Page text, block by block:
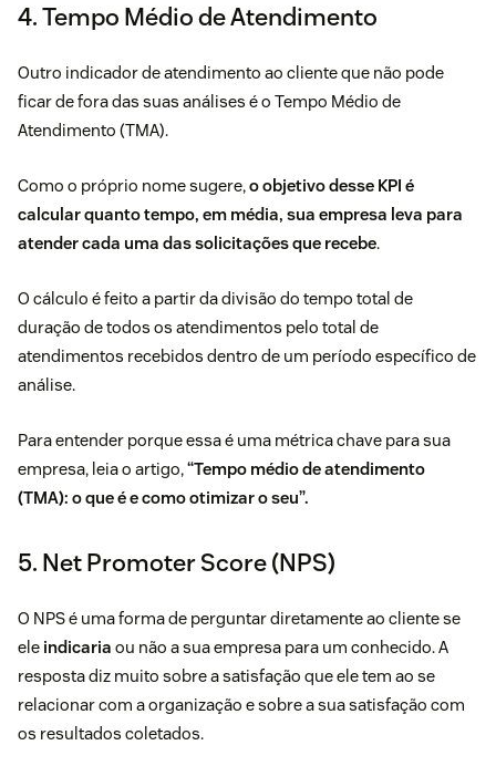
4. Tempo Médio de Atendimento
Outro indicador de atendimento ao cliente que não pode
ficar de fora das suas análises é o Tempo Médio de
Atendimento (TMA).
Como o próprio nome sugere,o objetivo desse KPI é
calcular quanto tempo, em média, sua empresa leva para
atender cada uma das solicitações que recebe.
O cálculo é feito a partir da divisão do tempo total de
duração de todos os atendimentos pelo total de
atendimentos recebidos dentro de um período específico de
análise.
Para entender porque essa é uma métrica chave para sua
empresa, leia o artigo,“Tempo médio de atendimento
(TMA): o que é e como otimizar o seu”.
5. Net Promoter Score (NPS)
O NPS é uma forma de perguntar diretamente ao cliente se
ele indicaria ou não a sua empresa para um conhecido. A
resposta diz muito sobre a satisfação que ele tem ao se
relacionar com a organização e sobre a sua satisfação com
os resultados coletados.